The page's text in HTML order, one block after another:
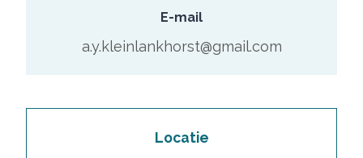
E-mail
a.y.kleinlankhorst@gmail.com
Locatie